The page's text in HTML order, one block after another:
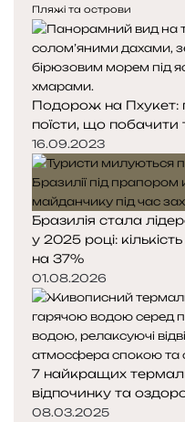
Пляжі та острови
Подорож на Пхукет:
поїсти, що
16.09.2023
Бразилія стала
у 2025 році:
на 37%
01.08.2026
7 найкращих
відпочинку та
08.03.2025